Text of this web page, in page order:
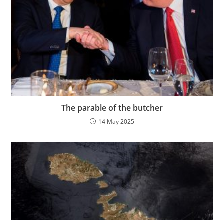
The parable of the butcher
14 May 2025